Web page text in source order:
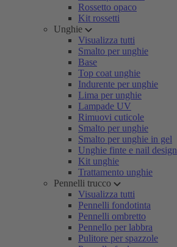
Rossetto opaco
Kit rossetti
Unghie
Visualizza tutti
Smalto per unghie
Base
Top coat unghie
Indurente per unghie
Lima per unghie
Lampade UV
Rimuovi cuticole
Smalto per unghie
Smalto per unghie in gel
Unghie finte e nail design
Kit unghie
Trattamento unghie
Pennelli trucco
Visualizza tutti
Pennelli fondotinta
Pennelli ombretto
Pennello per labbra
Pulitore per spazzole